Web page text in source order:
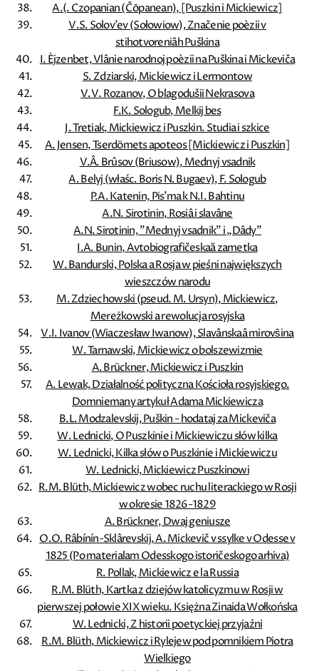
A.(. Czopanian (Čōpanean), [Puszkin i Mickiewicz]
V.S. Solov'ev (Sołowiow), Značenie poèzii v
stihotvoreniâh Puškina
I. Èjzenbet, Vlânie narodnoj poèzii na Puškina i Mickeviča
S. Zdziarski, Mickiewicz i Lermontow
V.V. Rozanov, O blagodušii Nekrasova
F.K. Sologub, Melkij bes
J. Tretiak, Mickiewicz i Puszkin. Studia i szkice
A. Jensen, Tserdömets apoteos [Mickiewicz i Puszkin]
V.Â. Brûsov (Briusow), Mednyj vsadnik
A. Belyj (właśc. Boris N. Bugaev), F. Sologub
P.A. Katenin, Pis'ma k N.I. Bahtinu
A.N. Sirotinin, Rosiâ i slavâne
A.N. Sirotinin, ”Mednyj vsadnik” i „Dâdy”
I.A. Bunin, Avtobiografičeskaă zametka
W. Bandurski, Polska a Rosja w pieśni największych
wieszczów narodu
M. Zdziechowski (pseud. M. Ursyn), Mickiewicz,
Mereżkowski a rewolucja rosyjska
V.I. Ivanov (Wiaczesław Iwanow), Slavânskaâ mirovŝina
W. Tarnawski, Mickiewicz o bolszewizmie
A. Brückner, Mickiewicz i Puszkin
A. Lewak, Działalność polityczna Kościoła rosyjskiego.
Domniemany artykuł Adama Mickiewicza
B.L. Modzalevskij, Puškin - hodataj za Mickeviča
W. Lednicki, O Puszkinie i Mickiewiczu słów kilka
W. Lednicki, Kilka słów o Puszkinie i Mickiewiczu
W. Lednicki, Mickiewicz Puszkinowi
R.M. Blüth, Mickiewicz wobec ruchu literackiego w Rosji
w okresie 1826-1829
A. Brückner, Dwaj geniusze
O.O. Râbínín-Sklârevskij, A. Mickevič v ssylke v Odesse v
1825 (Po materialam Odesskogo istoričeskogo arhiva)
R. Pollak, Mickiewicz e la Russia
R.M. Blüth, Kartka z dziejów katolicyzmu w Rosji w
pierwszej połowie XIX wieku. Księżna Zinaida Wołkońska
W. Lednicki, Z historii poetyckiej przyjaźni
R.M. Blüth, Mickiewicz i Rylejew pod pomnikiem Piotra
Wielkiego